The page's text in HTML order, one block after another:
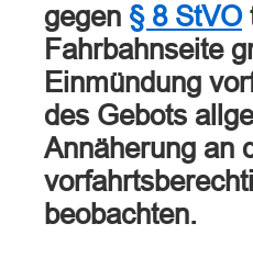
gegen § 8 StVO
Fahrbahnseite
Einmündung
des Gebots
Annäherung an
beobachten.